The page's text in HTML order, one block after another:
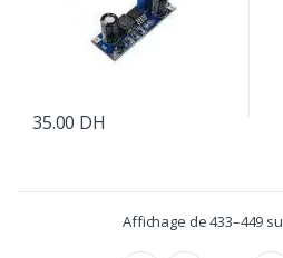
35.00 DH
Affichage de 433–449